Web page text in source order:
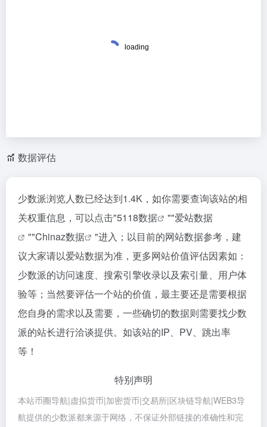
数据评估
少数派浏览人数已经达到1.4K，如你需要查询该站的相
关权重信息，可以点击"5118数据 ""爱站数据
""Chinaz数据
"进入；以目前的网站数据参考，建
议大家请以爱站数据为准，更多网站价值评估因素如：
少数派的访问速度、搜索引擎收录以及索引量、用户体
验等；当然要评估一个站的价值，最主要还是需要根据
您自身的需求以及需要，一些确切的数据则需要找少数
派的站长进行洽谈提供。如该站的IP、PV、跳出率
等！
特别声明
本站币圈导航|虚拟货币|加密货币|交易所|区块链导航|WEB3导
航提供的少数派都来源于网络，不保证外部链接的准确性和完